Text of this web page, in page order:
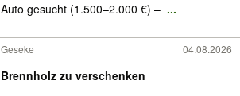
Auto gesucht (1.500–2.000 €) – ...
Geseke 04.08.2026
Brennholz zu verschenken